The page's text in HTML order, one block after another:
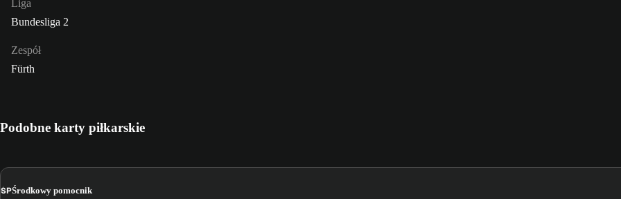
Liga
Bundesliga 2
Zespół
Fürth
Podobne karty piłkarskie
ŚPŚrodkowy pomocnik